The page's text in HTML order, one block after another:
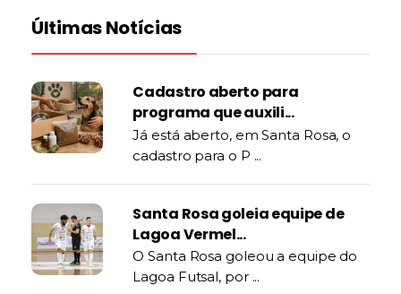
Últimas Notícias
Cadastro aberto para
programa que auxili...
Já está aberto, em Santa Rosa, o
cadastro para o P ...
Santa Rosa goleia equipe de
Lagoa Vermel...
O Santa Rosa goleou a equipe do
Lagoa Futsal, por ...